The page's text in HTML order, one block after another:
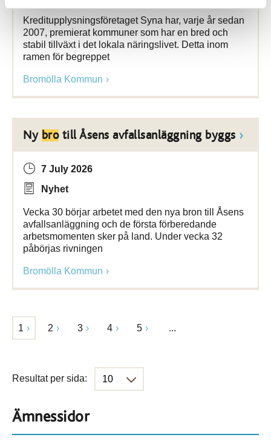
Kreditupplysningsföretaget Syna har, varje år sedan
2007, premierat kommuner som har en bred och
stabil tillväxt i det lokala näringslivet. Detta inom
ramen för begreppet
Bromölla Kommun
Ny brotill Åsens avfallsanläggning byggs
7 July 2026
Nyhet
Vecka 30 börjar arbetet med den nya bron till Åsens
avfallsanläggning och de första förberedande
arbetsmomenten sker på land. Under vecka 32
påbörjas rivningen
Bromölla Kommun
1 2 3 4 5 ...
Resultat per sida:
Ämnessidor